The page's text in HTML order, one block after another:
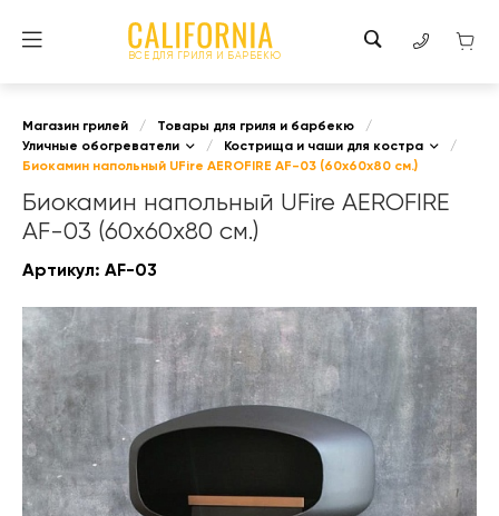
ВСЕ ДЛЯ ГРИЛЯ И БАРБЕКЮ
Магазин грилей / Товары для гриля и барбекю
/
Уличные обогреватели
/ Кострища и чаши для костра
/
Биокамин напольный UFire AEROFIRE AF-03 (60х60х80 см.)
Биокамин напольный UFire AEROFIRE
AF-03 (60х60х80 см.)
Артикул: AF-03